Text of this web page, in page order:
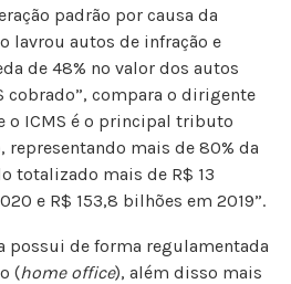
padrão por causa da
lavrou autos de infração e
de 48% no valor dos autos
cobrado”, compara o dirigente
o ICMS é o principal tributo
representando mais de 80% da
totalizado mais de R$ 13
e R$ 153,8 bilhões em 2019”.
possui de forma regulamentada
(home office), além disso mais